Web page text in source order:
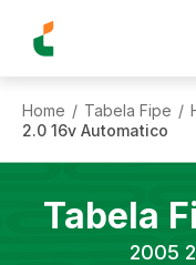
Home / Tabela Fipe /
2.0 16v Automatico
Tabela
2005